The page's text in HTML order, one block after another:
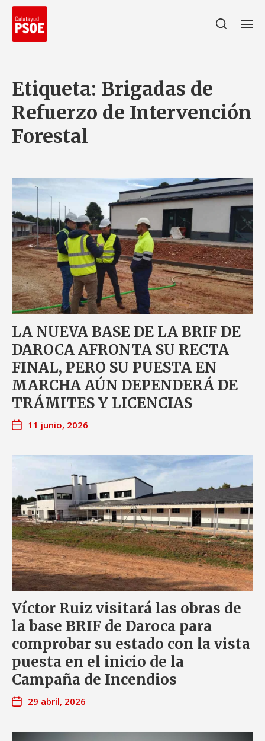
Etiqueta: Brigadas de
Refuerzo de Intervención
Forestal
LA NUEVA BASE DE LA BRIF DE
DAROCA AFRONTA SU RECTA
FINAL, PERO SU PUESTA EN
MARCHA AÚN DEPENDERÁ DE
TRÁMITES Y LICENCIAS
11 junio, 2026
Víctor Ruiz visitará las obras de
la base BRIF de Daroca para
comprobar su estado con la vista
puesta en el inicio de la
Campaña de Incendios
29 abril, 2026